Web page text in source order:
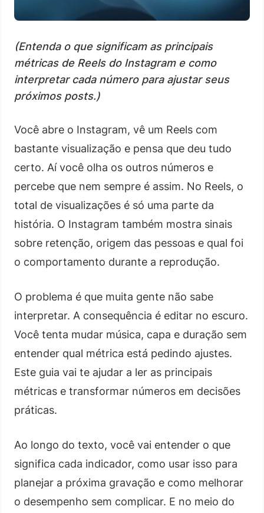
(Entenda o que significam as principais
métricas de Reels do Instagram e como
interpretar cada número para ajustar seus
próximos posts.)
Você abre o Instagram, vê um Reels com
bastante visualização e pensa que deu tudo
certo. Aí você olha os outros números e
percebe que nem sempre é assim. No Reels, o
total de visualizações é só uma parte da
história. O Instagram também mostra sinais
sobre retenção, origem das pessoas e qual foi
o comportamento durante a reprodução.
O problema é que muita gente não sabe
interpretar. A consequência é editar no escuro.
Você tenta mudar música, capa e duração sem
entender qual métrica está pedindo ajustes.
Este guia vai te ajudar a ler as principais
métricas e transformar números em decisões
práticas.
Ao longo do texto, você vai entender o que
significa cada indicador, como usar isso para
planejar a próxima gravação e como melhorar
o desempenho sem complicar. E no meio do